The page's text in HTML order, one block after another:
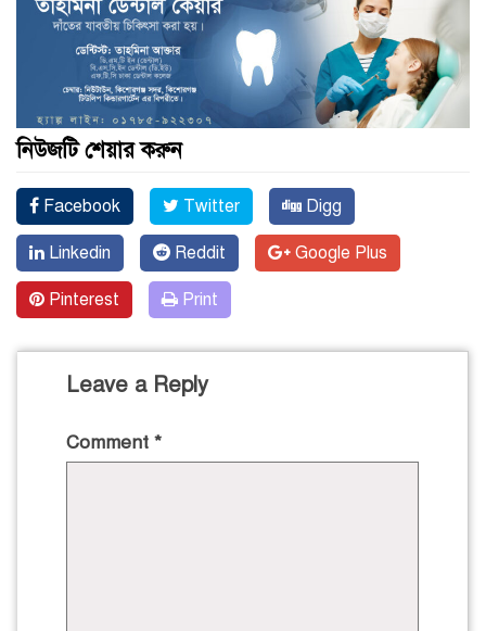
নিউজটি শেয়ার করুন
Facebook Twitter Digg
Linkedin Reddit Google Plus
Pinterest Print
Leave a Reply
Comment *